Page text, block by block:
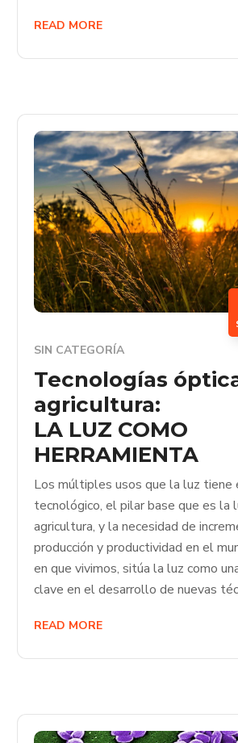
READ MORE
SIN CATEGORÍA
Tecnologías
agricultura:
LA LUZ COMO
HERRAMIENTA
Los múltiples usos que la luz tiene
tecnológico, el pilar base que es la
agricultura, y la necesidad de
producción y productividad en el
en que vivimos, sitúa la luz como
clave en el desarrollo de nuevas
READ MORE